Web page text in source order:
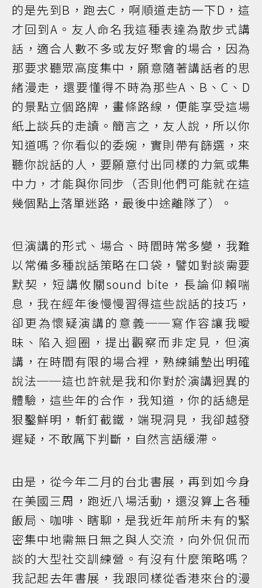
的是先到B，跑去C，啊順道走訪一下D，這
才回到A。友人命名我這種表達為散步式講
話，適合人數不多或友好聚會的場合，因為
那要求聽眾高度集中，願意隨著講話者的思
緒漫走，還要懂得不時為那些A、B、C、D
的景點立個路牌，畫條路線，便能享受這場
紙上談兵的走讀。簡言之，友人說，所以你
知道嗎？你看似的委婉，實則帶有篩選，來
聽你說話的人，要願意付出同樣的力氣或集
中力，才能與你同步（否則他們可能就在這
幾個點上落單迷路，最後中途離隊了）。
但演講的形式、場合、時間時常多變，我難
以常備多種說話策略在口袋，譬如對談需要
默契，短講攸關sound bite，長論仰賴喘
息，我在經年後慢慢習得這些說話的技巧，
卻更為懷疑演講的意義──寫作容讓我曖
昧、陷入迴圈，提出觀察而非定見，但演
講，在時間有限的場合裡，熟練鋪墊出明確
說法──這也許就是我和你對於演講迥異的
體驗，這些年的合作，我知道，你的話總是
狠鑿鮮明，斬釘截鐵，端現洞見，我卻越發
遲疑，不敢厲下判斷，自然言語緩滯。
由是，從今年二月的台北書展，再到如今身
在美國三周，跑近八場活動，還沒算上各種
飯局、咖啡、瞎聊，是我近年前所未有的緊
密集中地需無日無之與人交流，向外侃侃而
談的大型社交訓練營。有沒有什麼策略嗎？
我記起去年書展，我跟同樣從香港來台的漫